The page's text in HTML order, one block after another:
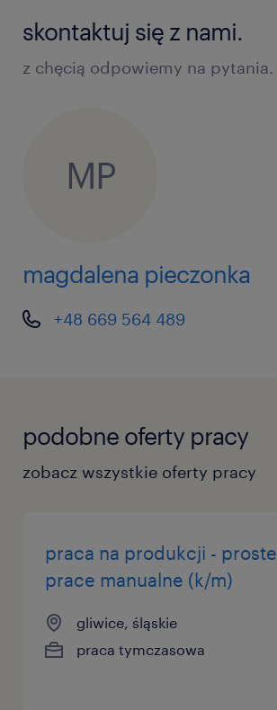
skontaktuj się z nami.
z chęcią odpowiemy na pytania.
MP
magdalena pieczonka
+48 669 564 489
podobne oferty pracy
zobacz wszystkie oferty pracy
praca na produkcji - proste
prace manualne (k/m)
gliwice, śląskie
praca tymczasowa